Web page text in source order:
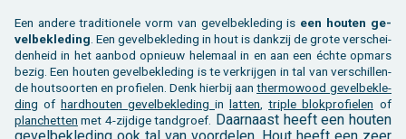
Een an­de­re tra­di­ti­o­ne­le vorm van ge­vel­be­kle­ding is een hou­ten ge­
vel­be­kle­ding . Een ge­vel­be­kle­ding in hout is dank­zij de grote ver­schei­
den­heid in het aan­bod op­nieuw he­le­maal in en aan een échte op­mars
bezig. Een hou­ten ge­vel­be­kle­ding is te ver­krij­gen in tal van ver­schil­len­
de hout­soor­ten en pro­fie­len. Denk hier­bij aan ther­mo­wood ge­vel­be­kle­
ding of hard­hou­ten ge­vel­be­kle­ding in lat­ten tri­ple blok­pro­fie­len of
plan­chet­ten met 4-zij­di­ge tand­groef. Daar­naast heeft een hou­ten